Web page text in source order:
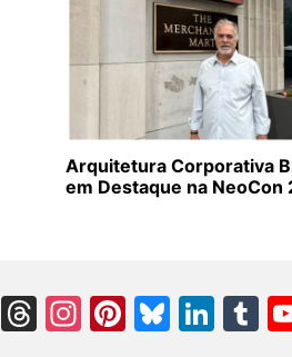
Arquitetura Corporativa
em Destaque na NeoCon
Facebook
Threads
Instagram
Pinterest